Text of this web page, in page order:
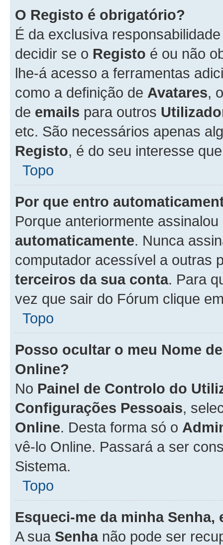
O Registo é obrigatório?
É da exclusiva
decidir se o Registo é ou não
lhe-á acesso a ferramentas
como a definição de Avatares,
de emails para outros
etc. São necessários apenas
Registo, é do seu interesse
Topo
Por que entro
Porque anteriormente
automaticamente. Nunca
computador acessível a outras
terceiros da sua conta. Para
vez que sair do Fórum clique
Topo
Posso ocultar o meu Nome
Online?
No Painel de Controlo do
Configurações Pessoais,
Online. Desta forma só o
vê-lo Online. Passará a ser
Sistema.
Topo
Esqueci-me da minha Senha,
A sua Senhanão pode ser